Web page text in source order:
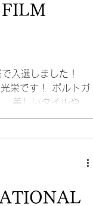
入選しました！
栄です！ ポルトガ
美しいタイルや街
トワイン。 世界一